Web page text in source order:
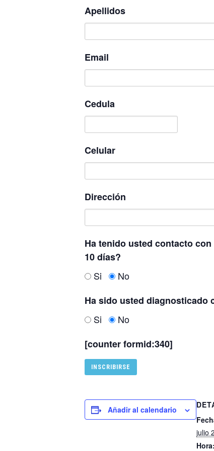
Apellidos
Email
Cedula
Celular
Dirección
Ha tenido usted contacto
10 días?
Si
No
Ha sido usted diagnosticado
Si
No
[counter formid:340]
Añadir al calendario
julio
Hora: